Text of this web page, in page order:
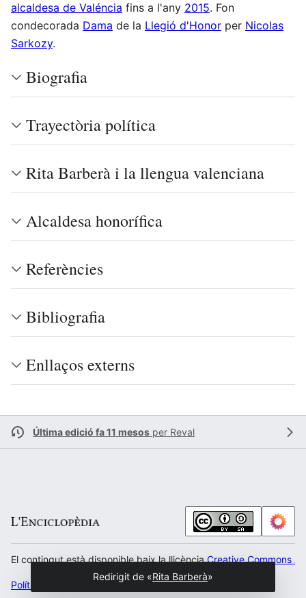
alcaldesa de Valéncia fins a l'any 2015. Fon
condecorada Dama de la Llegió d'Honor per Nicolas
Sarkozy.
Biografia
Trayectòria política
Rita Barberà i la llengua valenciana
Alcaldesa honorífica
Referències
Bibliografia
Enllaços externs
Última edició fa 11 mesos per Reval
El contingut està disponible baix la llicènciaCreative Commons
Política de privacitat Escritori
Redirigit de «Rita Barberà»